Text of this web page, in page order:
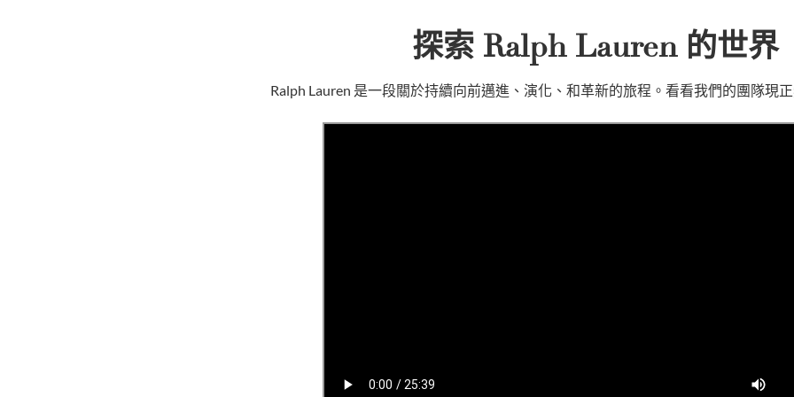
探索 Ralph Lauren 的世界
Ralph Lauren 是一段關於持續向前邁進、演化、和革新的旅程。看看我們的團隊現